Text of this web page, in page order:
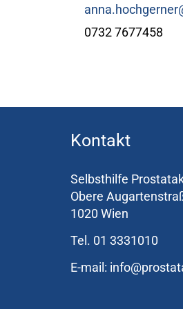
0732 7677458
Kontakt
Selbsthilfe
Obere
1020 Wien
Tel. 01 3331010
E-mail: